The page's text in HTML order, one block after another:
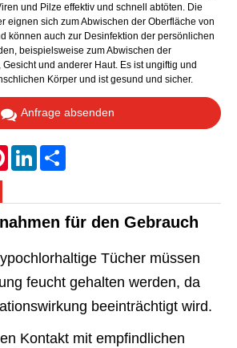
und Pilze effektiv und schnell abtöten. Die
eignen sich zum Abwischen der Oberfläche von
können auch zur Desinfektion der persönlichen
beispielsweise zum Abwischen der
und anderer Haut. Es ist ungiftig und
Körper und ist gesund und sicher.
Anfrage absenden
PinterestLinkedIn
für den Gebrauch
Tücher müssen
feucht gehalten werden, da
beeinträchtigt wird.
Kontakt mit empfindlichen